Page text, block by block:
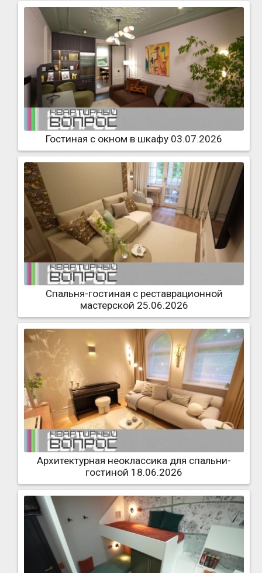
Гостиная с окном в шкафу 03.07.2026
Спальня-гостиная с реставрационной
мастерской 25.06.2026
Архитектурная неоклассика для спальни-
гостиной 18.06.2026